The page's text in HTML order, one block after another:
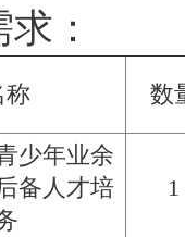
：
称 数
少年业余
备人才培
1